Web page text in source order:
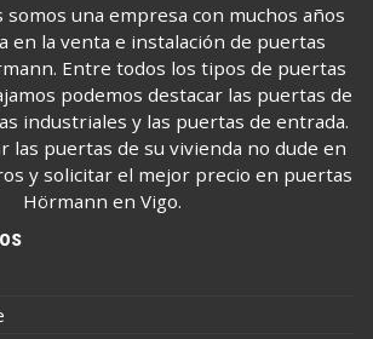
somos una empresa con muchos años
en la venta e instalación de puertas
Entre todos los tipos de puertas
podemos destacar las puertas de
industriales y las puertas de entrada.
las puertas de su vivienda no dude en
y solicitar el mejor precio en puertas
Hörmann en Vigo.